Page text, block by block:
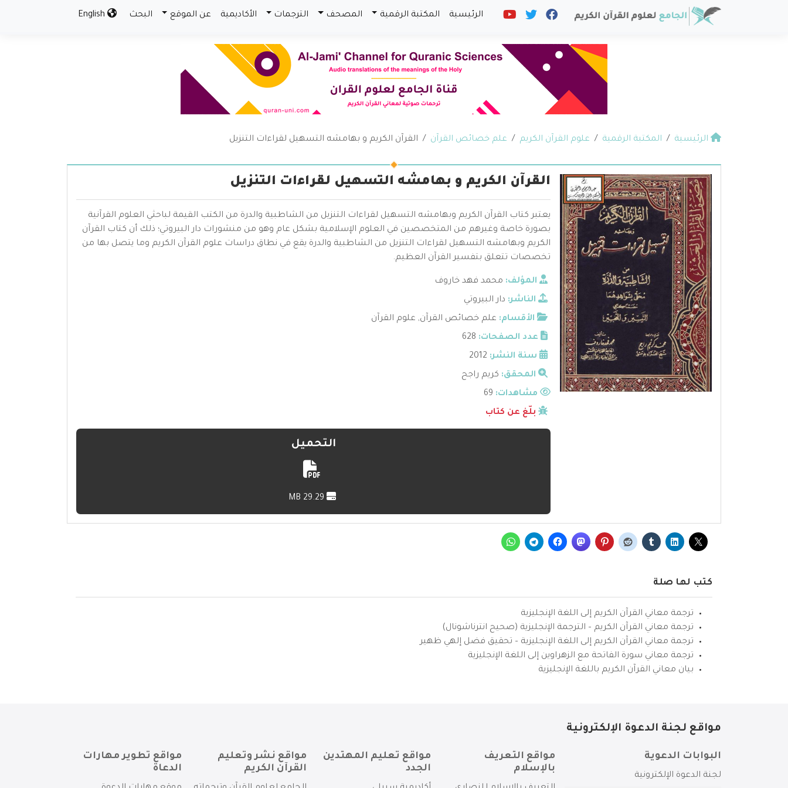
الرئيسية المكتبة الرقمية المصحف الترجمات الأكاديمية عن الموقع البحث
الرئيسية المكتبة الرقمية علوم القرآن الكريم علم خصائص القرآن القرآن الكريم و بهامشه التسهيل لقراءات التنزيل
القرآن الكريم و بهامشه التسهيل لقراءات التنزيل
يعتبر كتاب القرآن الكريم وبهامشه التسهيل لقراءات التنزيل من الشاطبية والدرة من الكتب القيمة لباحثي العلوم القرآنية
بصورة خاصة وغيرهم من المتخصصين في العلوم الإسلامية بشكل عام وهو من منشورات دار البيروتي؛ ذلك أن كتاب القرآن
الكريم وبهامشه التسهيل لقراءات التنزيل من الشاطبية والدرة يقع في نطاق دراسات علوم القرآن الكريم وما يتصل بها من
تخصصات تتعلق بتفسير القرآن العظيم.
المؤلف: محمد فهد خاروف
الناشر: دار البيروتي
الأقسام: علم خصائص القرآن, علوم القرآن
عدد الصفحات: 628
سنة النشر: 2012
المحقق: كريم راجح
مشاهدات:
بلّغ عن كتاب
التحميل
كتب لها صلة
ترجمة معاني القرآن الكريم إلى اللغة الإنجليزية
ترجمة معاني القرآن الكريم – الترجمة الإنجليزية (صحيح انترناشونال)
ترجمة معاني القرآن الكريم إلى اللغة الإنجليزية – تحقيق فضل إلهي ظهير
ترجمة معاني سورة الفاتحة مع الزهراوين إلى اللغة الإنجليزية
بيان معاني القرآن الكريم باللغة الإنجليزية
مواقع لجنة الدعوة الإلكترونية
البوابات الدعوية
لجنة الدعوة الإلكترونية
مواقع التعريف
بالإسلام
مواقع تعليم المهتدين
الجدد
مواقع نشر وتعليم
القرآن الكريم
مواقع تطوير مهارات
الدعاة